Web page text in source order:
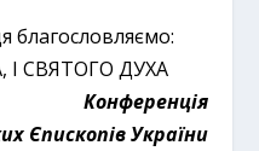
благословляємо:
І СВЯТОГО ДУХА
Конференція
Єпископів України